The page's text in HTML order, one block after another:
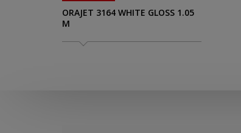
ORAJET 3164 WHITE GLOSS 1.05
M